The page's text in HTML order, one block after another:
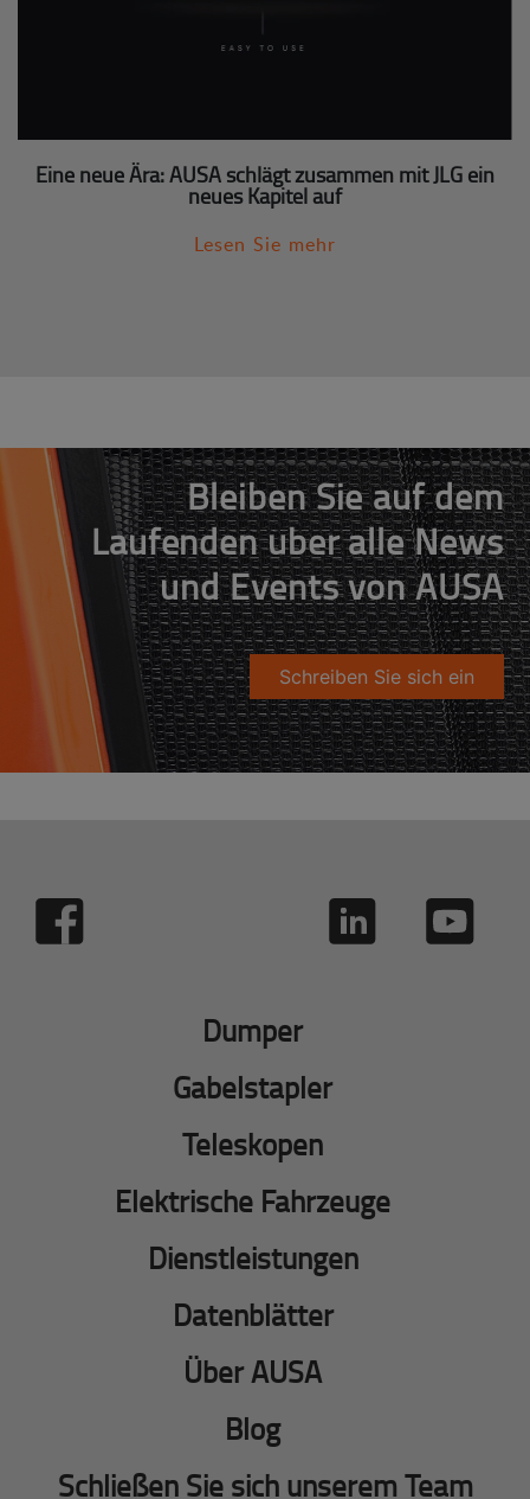
Eine neue Ära: AUSA schlägt zusammen mit JLG ein
neues Kapitel auf
Lesen Sie mehr
Bleiben Sie auf dem
Laufenden über alle News
und Events von AUSA
Schreiben Sie sich ein
Dumper
Gabelstapler
Teleskopen
Elektrische Fahrzeuge
Dienstleistungen
Datenblätter
Über AUSA
Blog
Schließen Sie sich unserem Team